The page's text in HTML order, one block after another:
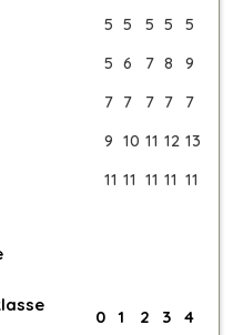
5 5 5 5
5
5 6 7 8
9
7 7 7 7
7
9 10 11 12 13
11 11 11 11 11
0 1 2 3 4